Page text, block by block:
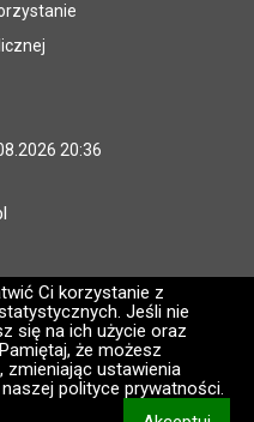
Ci korzystanie z
Jeśli nie
się na ich użycie oraz
że możesz
ustawienia
polityce prywatności.
20:36